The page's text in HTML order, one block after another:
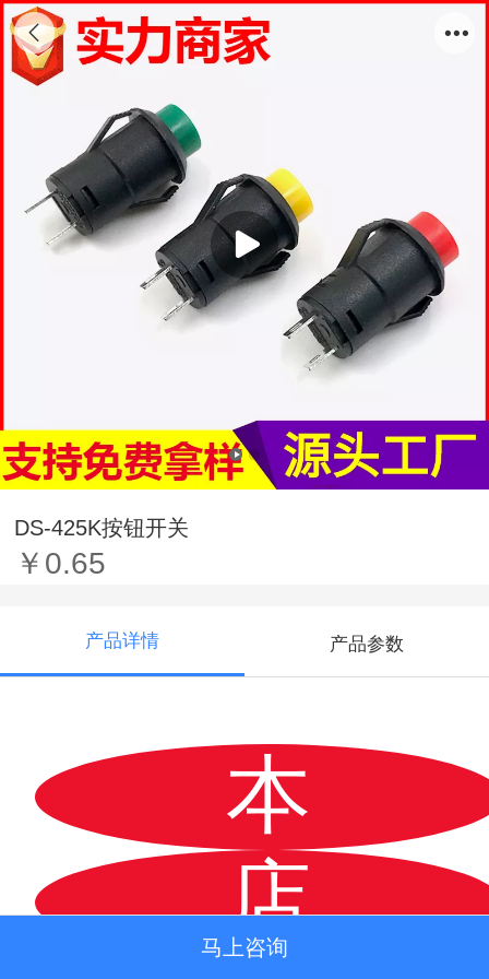
DS-425K按钮开关
￥0.65
产品详情 产品参数
本
店
马上咨询